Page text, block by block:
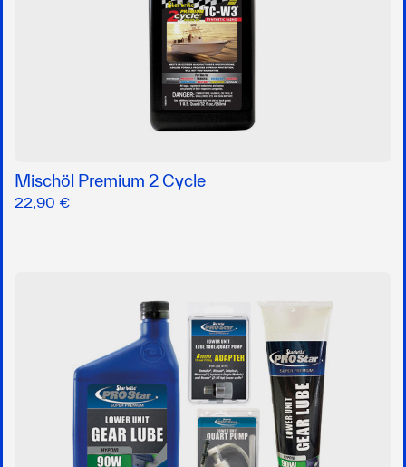
Mischöl Premium 2 Cycle
22,90 €